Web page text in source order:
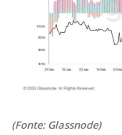
(Fonte: Glassnode)